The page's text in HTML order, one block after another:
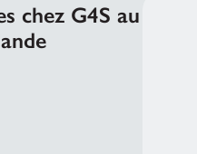
chez G4S au